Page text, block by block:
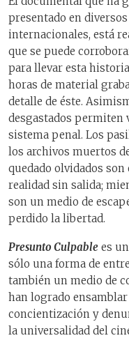
presentado en
internacionales, está
que se puede
para llevar esta
horas de material
detalle de éste.
desgastados permiten
sistema penal. Los
los archivos muertos
quedado olvidados
realidad sin salida;
son un medio de
perdido la libertad.
Presunto Culpable es
sólo una forma de
también un medio de
han logrado
concientización y
la universalidad del